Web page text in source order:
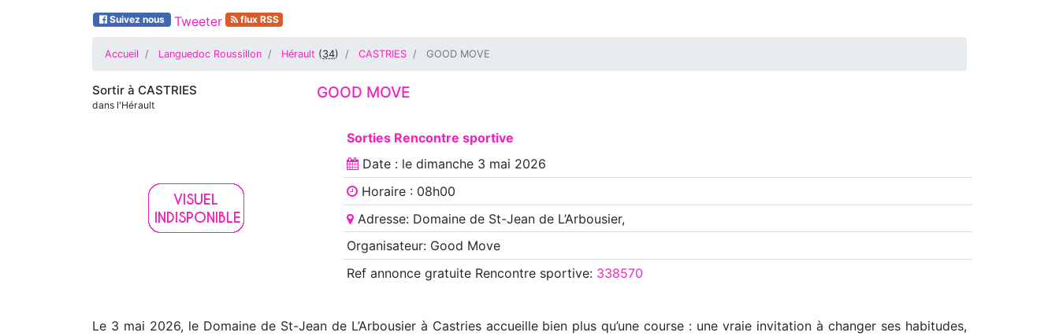
Suivez nous Tweeter flux RSS
Accueil Languedoc Roussillon Hérault (34) CASTRIES GOOD MOVE
Sortir à CASTRIES
dans l'Hérault
GOOD MOVE
Sorties Rencontre sportive
Date : le dimanche 3 mai 2026
Horaire : 08h00
Adresse: Domaine de St-Jean de L’Arbousier,
Organisateur: Good Move
Ref annoncegratuite Rencontre sportive: 338570
Le 3 mai 2026, le Domaine de St-Jean de L’Arbousier à Castries accueille bien plus qu’une course : une vraie invitation à changer ses habitudes,